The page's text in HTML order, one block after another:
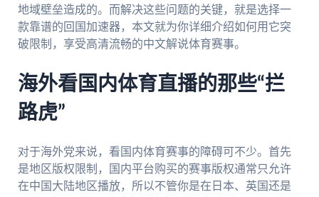
地域壁垒造成的。而解决这些问题的关键，就是选择一
款靠谱的回国加速器，本文就为你详细介绍如何用它突
破限制，享受高清流畅的中文解说体育赛事。
海外看国内体育直播的那些“拦
路虎”
对于海外党来说，看国内体育赛事的障碍可不少。首先
是地区版权限制，国内平台购买的赛事版权通常只允许
在中国大陆地区播放，所以不管你是在日本、英国还是